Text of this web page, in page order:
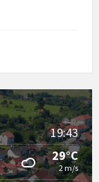
19:43
29°C
2 m/s